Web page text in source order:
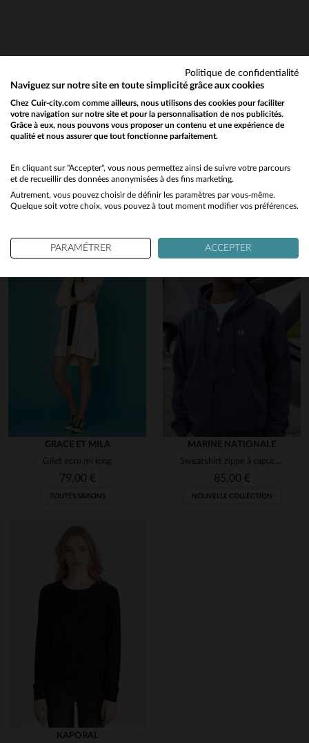
Découvrez ces produits similaires sélectionnés pour vous
GRACE ET MILA
Gilet ecru mi long
79,00 €
TOUTES SAISONS
MARINE NATIONALE
Sweatshirt zippé à capuche bleu marine brodé cocarde
85,00 €
NOUVELLE COLLECTION
KAPORAL
Would you like to be redirected to our English site?
No
Yes
Politique de confidentialité
Naviguez sur notre site en toute simplicité grâce aux cookies
Chez Cuir-city.com comme ailleurs, nous utilisons des cookies pour faciliter
votre navigation sur notre site et pour la personnalisation de nos publicités.
Grâce à eux, nous pouvons vous proposer un contenu et une expérience de
qualité et nous assurer que tout fonctionne parfaitement.
En cliquant sur "Accepter", vous nous permettez ainsi de suivre votre parcours
et de recueillir des données anonymisées à des fins marketing.
Autrement, vous pouvez choisir de définir les paramètres par vous-même.
Quelque soit votre choix, vous pouvez à tout moment modifier vos préférences.
PARAMÉTRER ACCEPTER